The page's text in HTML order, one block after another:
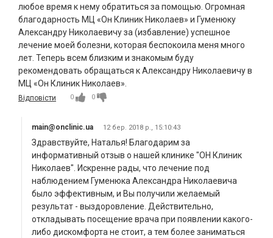
любое время к нему обратиться за помощью. Огромная
благодарность МЦ «Он Клиник Николаев» и Гуменюку
Александру Николаевичу за (избавление) успешное
лечение моей болезни, которая беспокоила меня много
лет. Теперь всем близким и знакомым буду
рекомендовать обращаться к Александру Николаевичу в
МЦ «Он Клиник Николаев».
Відповісти 0 0
main@onclinic.ua 12 бер. 2018 р., 15:10:43
Здравствуйте, Наталья! Благодарим за
информативный отзыв о нашей клинике "ОН Клиник
Николаев". Искренне рады, что лечение под
наблюдением Гуменюка Александра Николаевича
было эффективным, и Вы получили желаемый
результат - выздоровление. Действительно,
откладывать посещение врача при появлении какого-
либо дискомфорта не стоит, а тем более заниматься